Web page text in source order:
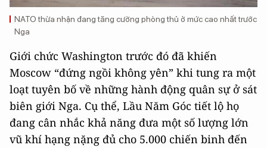
NATO thừa nhận đang tăng cường phòng thủ ở mức cao nhất trước
Nga
Giới chức Washington trước đó đã khiến
Moscow “đứng ngồi không yên” khi tung ra một
loạt tuyên bố về những hành động quân sự ở sát
biên giới Nga. Cụ thể, Lầu Năm Góc tiết lộ họ
đang cân nhắc khả năng đưa một số lượng lớn
vũ khí hạng nặng đủ cho 5.000 chiến binh đến